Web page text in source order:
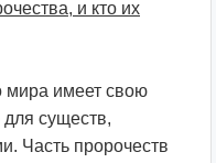
и кто их
мира имеет свою
для существ,
Часть пророчеств